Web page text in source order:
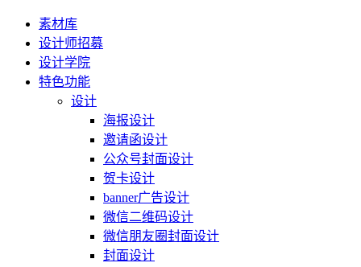
素材库
设计师招募
设计学院
特色功能
设计
海报设计
邀请函设计
公众号封面设计
贺卡设计
banner广告设计
微信二维码设计
微信朋友圈封面设计
封面设计